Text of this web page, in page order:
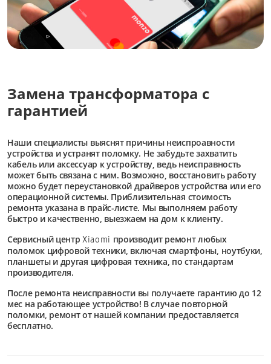
Замена трансформатора с
гарантией
Наши специалисты выяснят причины неиспроавности
устройства и устранят поломку. Не забудьте захватить
кабель или аксессуар к устройству, ведь неисправность
может быть связана с ним. Возможно, восстановить работу
можно будет переустановкой драйверов устройства или его
операционной системы. Приблизительная стоимость
ремонта указана в прайс-листе. Мы выполняем работу
быстро и качественно, выезжаем на дом к клиенту.
Сервисный центрXiaomi производит ремонт любых
поломок цифровой техники, включая смартфоны, ноутбуки,
планшеты и другая цифровая техника, по стандартам
производителя.
После ремонта неисправности вы получаете гарантию до 12
мес на работающее устройство! В случае повторной
поломки, ремонт от нашей компании предоставляется
бесплатно.